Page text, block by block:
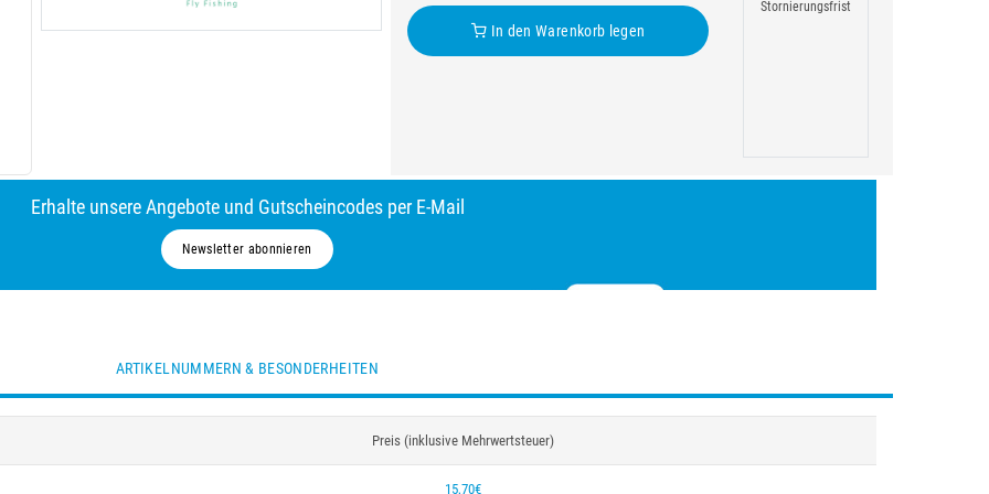
In den Warenkorb legen
Stornierungsfrist
Erhalte unsere Angebote und Gutscheincodes per E-Mail
Newsletter abonnieren
ARTIKELNUMMERN & BESONDERHEITEN
Preis (inklusive Mehrwertsteuer)
15,70€